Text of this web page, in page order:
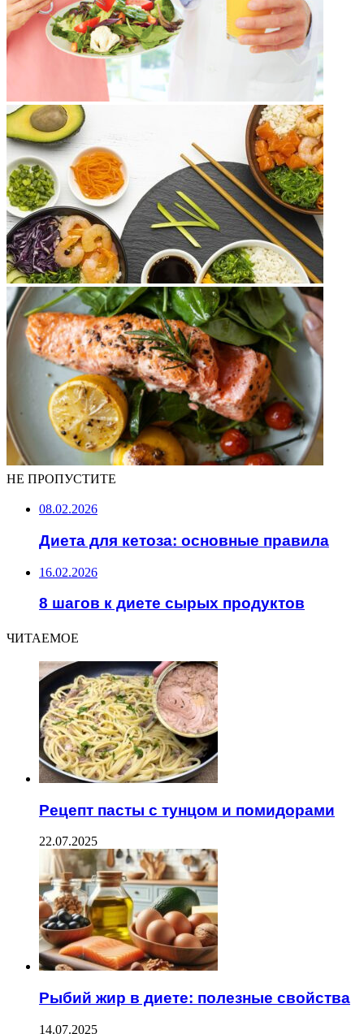
НЕ ПРОПУСТИТЕ
08.02.2026
Диета для кетоза: основные правила
16.02.2026
8 шагов к диете сырых продуктов
ЧИТАЕМОЕ
Рецепт пасты с тунцом и помидорами
22.07.2025
Рыбий жир в диете: полезные свойства
14.07.2025